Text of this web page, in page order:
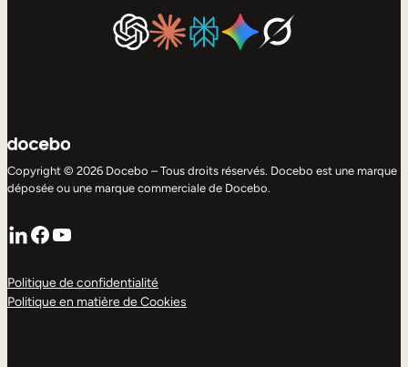
Copyright © 2026 Docebo – Tous droits réservés. Docebo est une marque
déposée ou une marque commerciale de Docebo.
LinkedIn
Facebook
YouTube
Politique de confidentialité
Politique en matière de Cookies